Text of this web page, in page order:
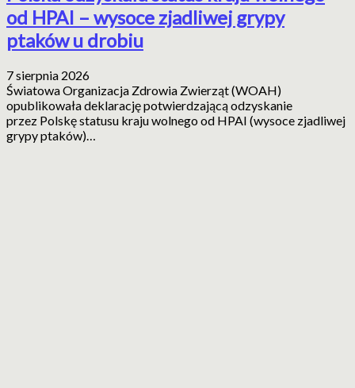
od HPAI – wysoce zjadliwej grypy
ptaków u drobiu
7 sierpnia 2026
Światowa Organizacja Zdrowia Zwierząt (WOAH)
opublikowała deklarację potwierdzającą odzyskanie
przez Polskę statusu kraju wolnego od HPAI (wysoce zjadliwej
grypy ptaków)…